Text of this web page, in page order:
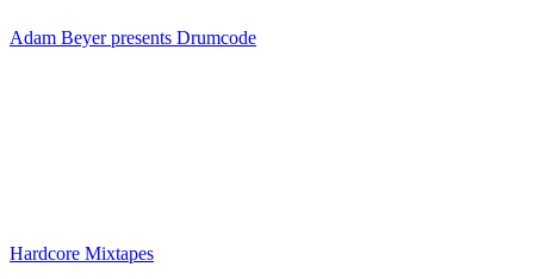
Adam Beyer presents Drumcode
Hardcore Mixtapes